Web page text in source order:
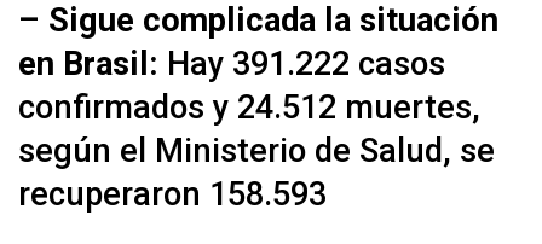
– Sigue complicada la situación
en Brasil: Hay 391.222 casos
confirmados y 24.512 muertes,
según el Ministerio de Salud, se
recuperaron 158.593